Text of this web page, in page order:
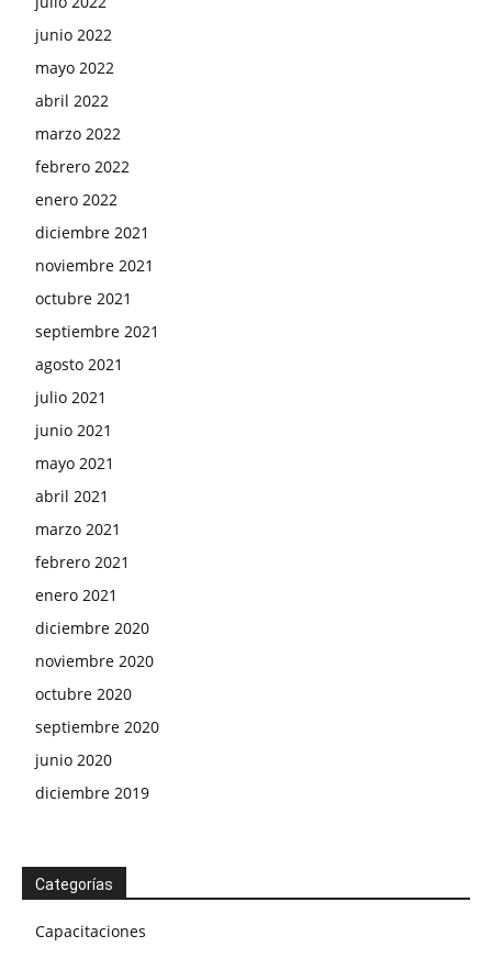
junio 2022
mayo 2022
abril 2022
marzo 2022
febrero 2022
enero 2022
diciembre 2021
noviembre 2021
octubre 2021
septiembre 2021
agosto 2021
julio 2021
junio 2021
mayo 2021
abril 2021
marzo 2021
febrero 2021
enero 2021
diciembre 2020
noviembre 2020
octubre 2020
septiembre 2020
junio 2020
diciembre 2019
Categorías
Capacitaciones